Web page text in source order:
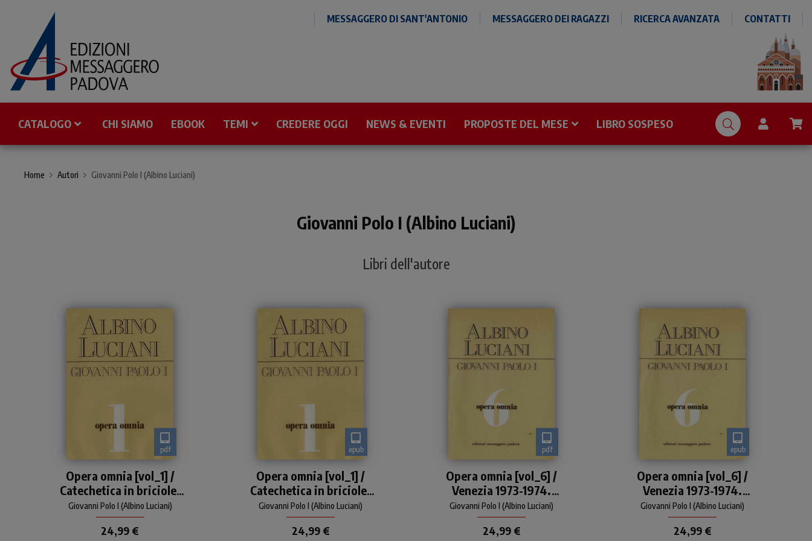
MESSAGGERO DI SANT'ANTONIO MESSAGGERO DEI RAGAZZI RICERCA AVANZATA CONTATTI
CATALOGO CHI SIAMO EBOOK TEMI CREDERE OGGI NEWS & EVENTI PROPOSTE DEL MESE LIBRO SOSPESO
Home Autori Giovanni Polo I (Albino Luciani)
Giovanni Polo I (Albino Luciani)
Libri dell'autore
pdf
scritti di Giovanni Paolo I:
libri, articoli, discorsi, lettere
pastorali
Opera omnia [vol_1] /
Catechetica in briciole-
L'Origine dell'Anima
umana secondo Antonio
Rosmini-Illustrissimi
Giovanni Polo I (Albino Luciani)
24,99 €
epub
scritti di Giovanni Paolo I:
libri, articoli, discorsi, lettere
pastorali
Opera omnia [vol_1] /
Catechetica in briciole-
L'Origine dell'Anima
umana secondo Antonio
Rosmini-Illustrissimi
Giovanni Polo I (Albino Luciani)
24,99 €
pdf
scritti di Giovanni Paolo I:
libri, articoli, discorsi, lettere
pastorali
Opera omnia [vol_6] /
Venezia 1973-1974.
Discorsi, scritti, articoli
Giovanni Polo I (Albino Luciani)
24,99 €
epub
scritti di Giovanni Paolo I:
libri, articoli, discorsi, lettere
pastorali
Opera omnia [vol_6] /
Venezia 1973-1974.
Discorsi, scritti, articoli
Giovanni Polo I (Albino Luciani)
24,99 €